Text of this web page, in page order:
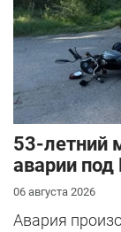
53-летний
аварии под
06 августа 2026
Авария